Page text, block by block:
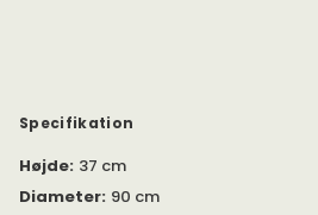
bredt udvalg af stoffer fra Rowico
Bentykkelse: Ø4,5 cm
Specifikation
Højde: 37 cm
Diameter: 90 cm